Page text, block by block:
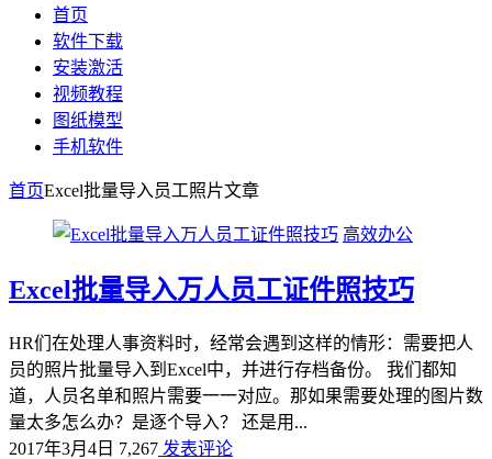
首页
软件下载
安装激活
视频教程
图纸模型
手机软件
首页Excel批量导入员工照片文章
高效办公
Excel批量导入万人员工证件照技巧
HR们在处理人事资料时，经常会遇到这样的情形：需要把人
员的照片批量导入到Excel中，并进行存档备份。 我们都知
道，人员名单和照片需要一一对应。那如果需要处理的图片数
量太多怎么办？是逐个导入？ 还是用...
2017年3月4日 7,267 发表评论